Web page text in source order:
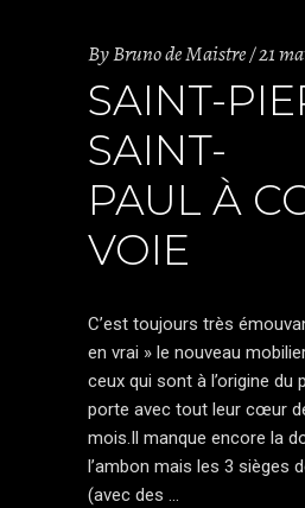
ByBruno de Maistre 21
SAINT-
SAINT-
PAUL À
VOIE
C’est toujours très
en vrai » le nouveau
ceux qui sont à l’origine du
porte avec tout leur cœur
mois.Il manque encore la
l’ambon mais les 3 sièges
(avec des